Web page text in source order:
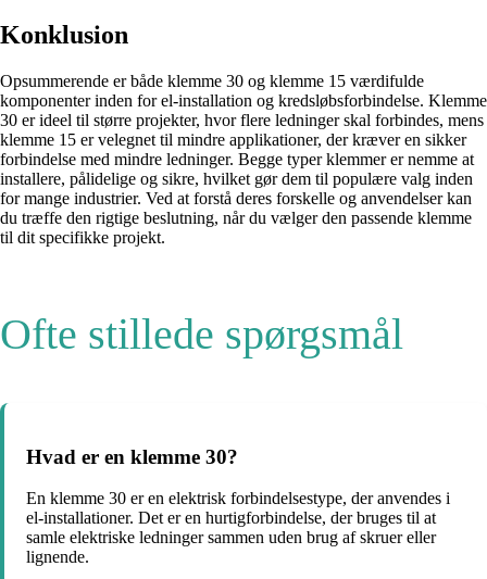
Konklusion
Opsummerende er både klemme 30 og klemme 15 værdifulde
komponenter inden for el-installation og kredsløbsforbindelse. Klemme
30 er ideel til større projekter, hvor flere ledninger skal forbindes, mens
klemme 15 er velegnet til mindre applikationer, der kræver en sikker
forbindelse med mindre ledninger. Begge typer klemmer er nemme at
installere, pålidelige og sikre, hvilket gør dem til populære valg inden
for mange industrier. Ved at forstå deres forskelle og anvendelser kan
du træffe den rigtige beslutning, når du vælger den passende klemme
til dit specifikke projekt.
Ofte stillede spørgsmål
Hvad er en klemme 30?
En klemme 30 er en elektrisk forbindelsestype, der anvendes i
el-installationer. Det er en hurtigforbindelse, der bruges til at
samle elektriske ledninger sammen uden brug af skruer eller
lignende.